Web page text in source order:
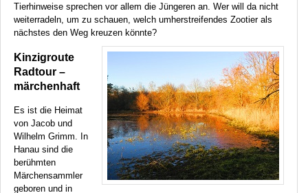
Tierhinweise sprechen vor allem die Jüngeren an. Wer will da nicht
weiterradeln, um zu schauen, welch umherstreifendes Zootier als
nächstes den Weg kreuzen könnte?
Kinzigroute
Radtour –
märchenhaft
Es ist die Heimat
von Jacob und
Wilhelm Grimm. In
Hanau sind die
berühmten
Märchensammler
geboren und in